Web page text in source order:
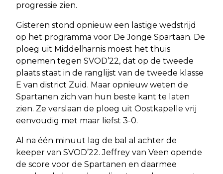
progressie zien.
Gisteren stond opnieuw een lastige wedstrijd
op het programma voor De Jonge Spartaan. De
ploeg uit Middelharnis moest het thuis
opnemen tegen SVOD’22, dat op de tweede
plaats staat in de ranglijst van de tweede klasse
E van district Zuid. Maar opnieuw weten de
Spartanen zich van hun beste kant te laten
zien. Ze verslaan de ploeg uit Oostkapelle vrij
eenvoudig met maar liefst 3-0.
Al na één minuut lag de bal al achter de
keeper van SVOD’22. Jeffrey van Veen opende
de score voor de Spartanen en daarmee